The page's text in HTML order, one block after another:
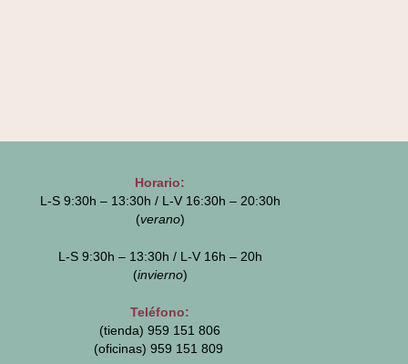
Horario:
L-S 9:30h – 13:30h / L-V 16:30h – 20:30h
(verano)
L-S 9:30h – 13:30h / L-V 16h – 20h
(invierno)
Teléfono:
(tienda) 959 151 806
(oficinas) 959 151 809